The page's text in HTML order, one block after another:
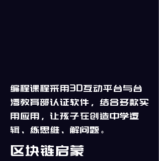
编程课程采用3D互动平台与台
湾教育部认证软件，结合多款实
用应用，让孩子在创造中学逻
辑、练思维、解问题。
区块链启蒙